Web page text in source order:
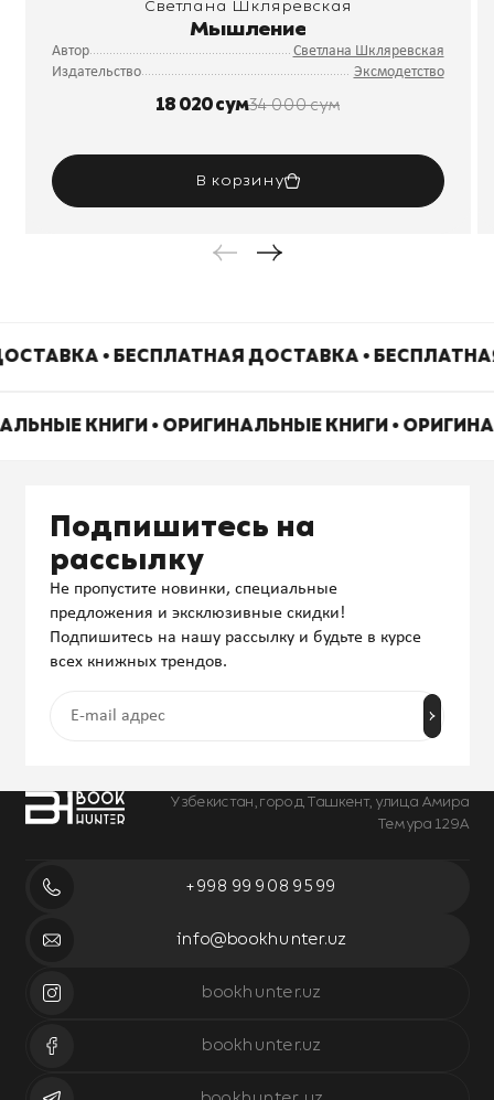
Светлана Шкляревская
Мышление
Автор
Светлана Шкляревская
Издательство
Эксмодетство
18 020 сум34 000 сум
В корзину
• БЕСПЛАТНАЯ ДОСТАВКА •
КНИГИ • ОРИГИНАЛЬНЫЕ КНИГИ •
Узбекистан, город Ташкент, улица Амира
Темура 129А
+998 99 908 95 99
info@bookhunter.uz
bookhunter.uz
bookhunter.uz
Подпишитесь на
рассылку
Не пропустите новинки, специальные
предложения и эксклюзивные скидки!
Подпишитесь на нашу рассылку и будьте в курсе
всех книжных трендов.